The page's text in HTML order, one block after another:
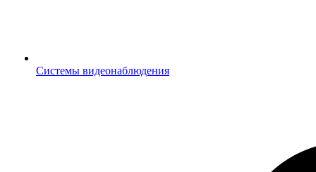
Системы видеонаблюдения